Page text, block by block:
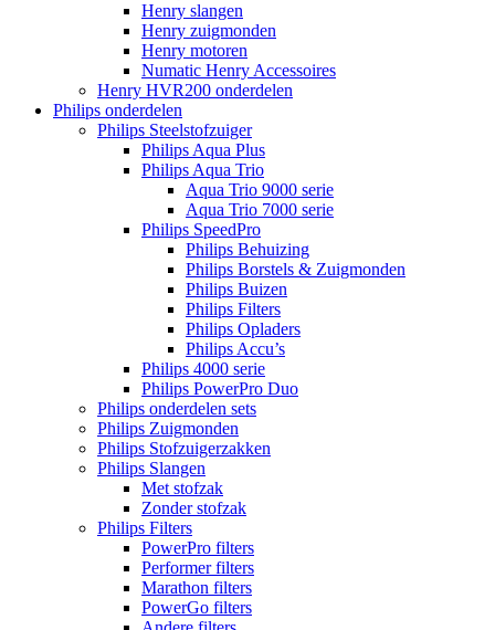
Henry slangen
Henry zuigmonden
Henry motoren
Numatic Henry Accessoires
Henry HVR200 onderdelen
Philips onderdelen
Philips Steelstofzuiger
Philips Aqua Plus
Philips Aqua Trio
Aqua Trio 9000 serie
Aqua Trio 7000 serie
Philips SpeedPro
Philips Behuizing
Philips Borstels & Zuigmonden
Philips Buizen
Philips Filters
Philips Opladers
Philips Accu’s
Philips 4000 serie
Philips PowerPro Duo
Philips onderdelen sets
Philips Zuigmonden
Philips Stofzuigerzakken
Philips Slangen
Met stofzak
Zonder stofzak
Philips Filters
PowerPro filters
Performer filters
Marathon filters
PowerGo filters